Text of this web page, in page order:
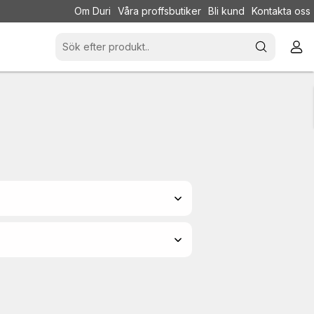
Om Duri Våra proffsbutiker Bli kund Kontakta oss